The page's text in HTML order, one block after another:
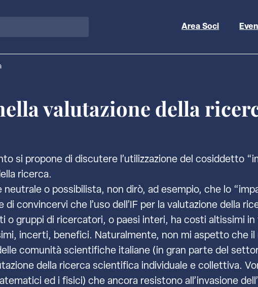
Area Soci
valutazione della
si propone di discutere l’utilizzazione del cosiddetto
ricerca.
o possibilista, non dirò, ad esempio, che lo
convincervi che l’uso dell’IF per la valutazione della
o gruppi di ricercatori, o paesi interi, ha costi altissimi
incerti, benefici. Naturalmente, non mi aspetto che
comunità scientifiche italiane (in gran parte del
della ricerca scientifica individuale e collettiva.
ed i fisici) che ancora resistono all’invasione